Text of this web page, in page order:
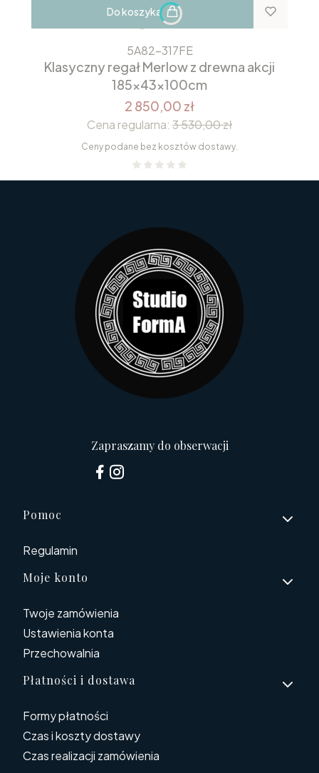
Do koszyka
5A82-317FE
Klasyczny regał Merlow z drewna akcji
185x43x100cm
2 850,00 zł
Cena regularna: 3 530,00 zł
Ceny podane bez kosztów dostawy.
Zapraszamy do obserwacji
Linki w stopce
Pomoc
Regulamin
Moje konto
Twoje zamówienia
Ustawienia konta
Przechowalnia
Płatności i dostawa
Formy płatności
Czas i koszty dostawy
Czas realizacji zamówienia